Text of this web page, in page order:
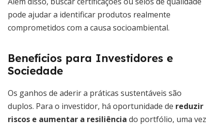
pode ajudar a identificar produtos realmente
comprometidos com a causa socioambiental.
Benefícios para Investidores e
Sociedade
Os ganhos de aderir a práticas sustentáveis são
duplos. Para o investidor, há oportunidade de reduzir
riscos e aumentar a resiliência do portfólio, uma vez